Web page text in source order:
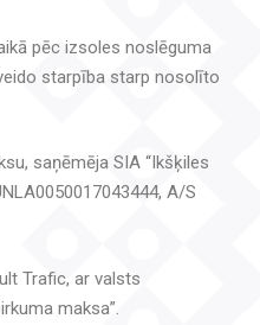
pēc izsoles noslēguma
starpība starp nosolīto
saņēmēja SIA “Ikšķiles
A/S
Trafic, ar valsts
maksa”.